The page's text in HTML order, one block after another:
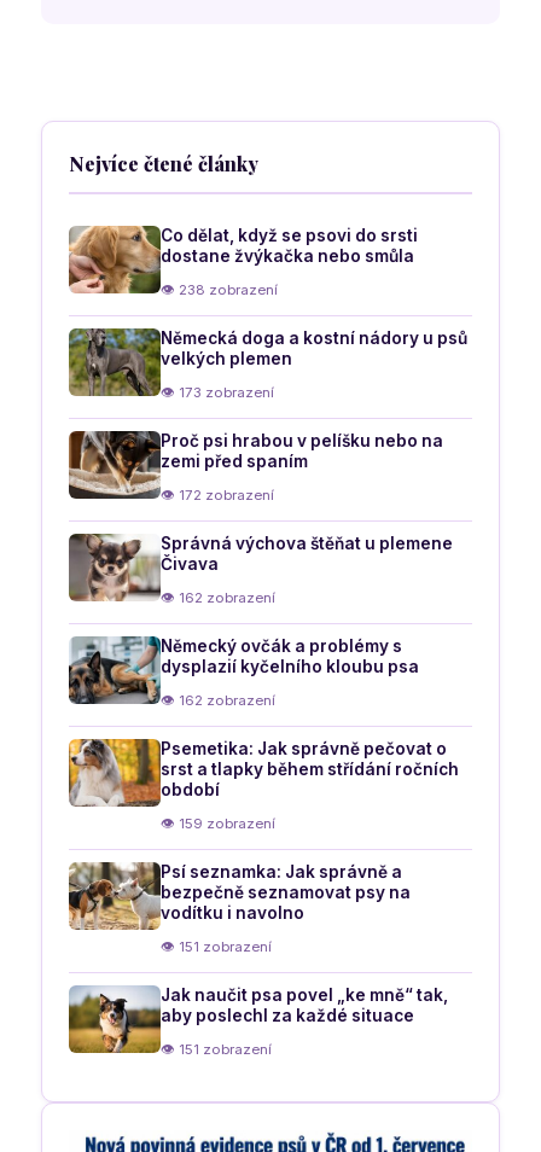
Nejvíce čtené články
Co dělat, když se psovi do srsti
dostane žvýkačka nebo smůla
👁 238 zobrazení
Německá doga a kostní nádory u psů
velkých plemen
👁 173 zobrazení
Proč psi hrabou v pelíšku nebo na
zemi před spaním
👁 172 zobrazení
Správná výchova štěňat u plemene
Čivava
👁 162 zobrazení
Německý ovčák a problémy s
dysplazií kyčelního kloubu psa
👁 162 zobrazení
Psemetika: Jak správně pečovat o
srst a tlapky během střídání ročních
období
👁 159 zobrazení
Psí seznamka: Jak správně a
bezpečně seznamovat psy na
vodítku i navolno
👁 151 zobrazení
Jak naučit psa povel „ke mně“ tak,
aby poslechl za každé situace
👁 151 zobrazení